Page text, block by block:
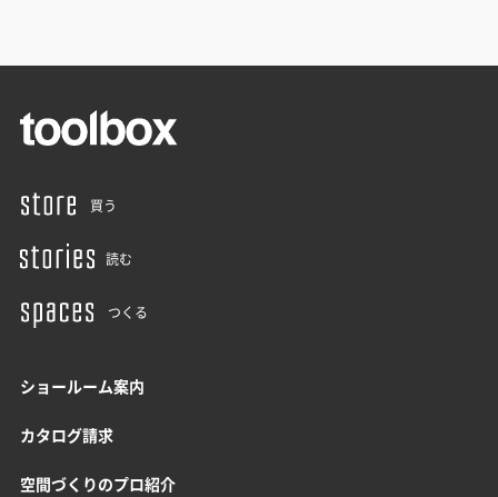
買う
読む
つくる
ショールーム案内
カタログ請求
空間づくりのプロ紹介